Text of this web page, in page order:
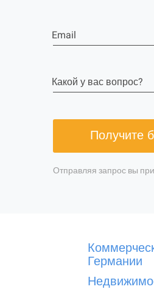
Email
Какой у вас вопрос?
Получите
Отправляя запрос вы
Германии